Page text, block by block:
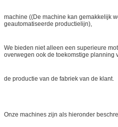
machine ((De machine kan gemakkelijk
geautomatiseerde productielijn),
We bieden niet alleen een superieure
overwegen ook de toekomstige planning
de productie van de fabriek van de klant.
Onze machines zijn als hieronder